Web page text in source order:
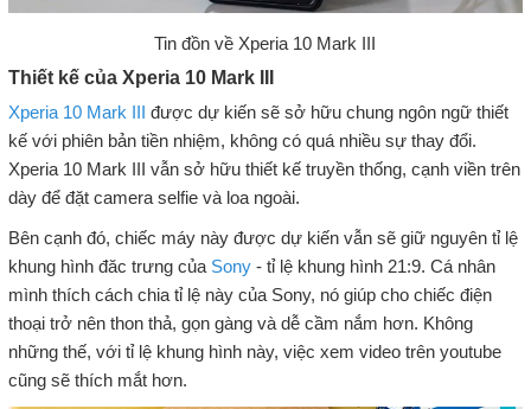
Tin đồn về Xperia 10 Mark III
Thiết kế của Xperia 10 Mark III
Xperia 10 Mark III được dự kiến sẽ sở hữu chung ngôn ngữ thiết
kế với phiên bản tiền nhiệm, không có quá nhiều sự thay đổi.
Xperia 10 Mark III vẫn sở hữu thiết kế truyền thống, cạnh viền trên
dày để đặt camera selfie và loa ngoài.
Bên cạnh đó, chiếc máy này được dự kiến vẫn sẽ giữ nguyên tỉ lệ
khung hình đăc trưng của Sony - tỉ lệ khung hình 21:9. Cá nhân
mình thích cách chia tỉ lệ này của Sony, nó giúp cho chiếc điện
thoại trở nên thon thả, gọn gàng và dễ cầm nắm hơn. Không
những thế, với tỉ lệ khung hình này, việc xem video trên youtube
cũng sẽ thích mắt hơn.